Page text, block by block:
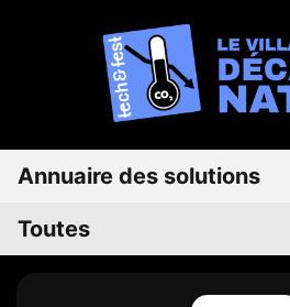
Annuaire des solutions
Toutes